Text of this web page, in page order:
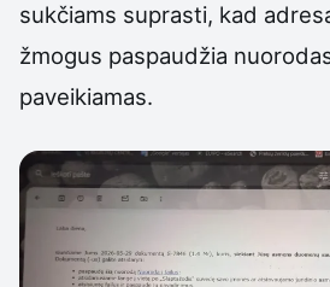
sukčiams suprasti, kad
žmogus paspaudžia
paveikiamas.